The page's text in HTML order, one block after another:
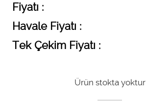
Fiyatı :
Havale Fiyatı :
Tek Çekim Fiyatı :
Ürün stokta yoktur